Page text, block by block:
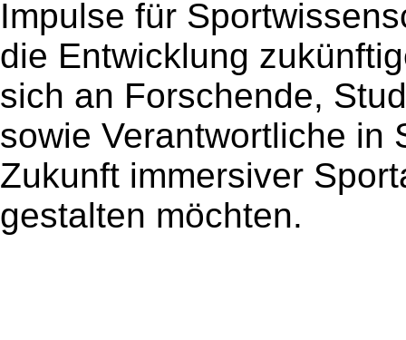
Impulse für
die Entwicklung
sich an Forschende,
sowie Verantwortliche in
Zukunft immersiver
gestalten möchten.